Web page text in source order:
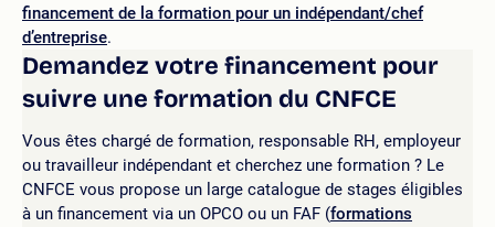
financement de la formation pour un indépendant/chef
d’entreprise.
Demandez votre financement pour
suivre une formation du CNFCE
Vous êtes chargé de formation, responsable RH, employeur
ou travailleur indépendant et cherchez une formation ? Le
CNFCE vous propose un large catalogue de stages éligibles
à un financement via un OPCO ou un FAF (formations